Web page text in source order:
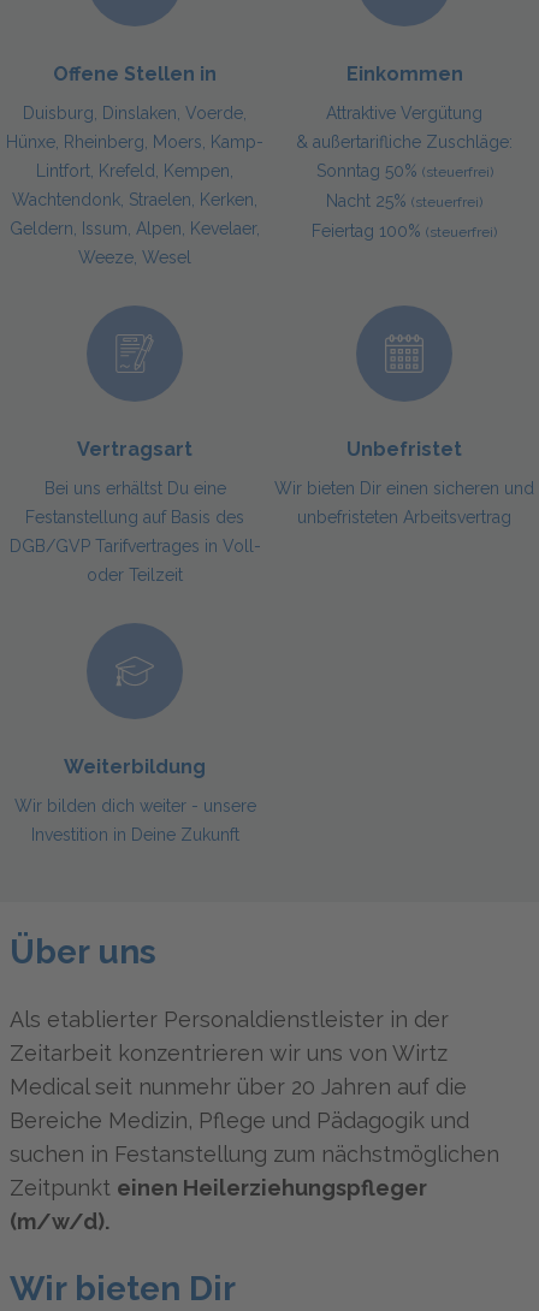
Offene Stellen in
Duisburg, Dinslaken, Voerde,
Hünxe, Rheinberg, Moers, Kamp-
Lintfort, Krefeld, Kempen,
Wachtendonk, Straelen, Kerken,
Geldern, Issum, Alpen, Kevelaer,
Weeze, Wesel
Einkommen
Attraktive Vergütung
& außertarifliche Zuschläge:
Sonntag 50% (steuerfrei)
Nacht 25% (steuerfrei)
Feiertag 100% (steuerfrei)
Vertragsart
Bei uns erhältst Du eine
Festanstellung auf Basis des
DGB/GVP Tarifvertrages in Voll-
oder Teilzeit
Unbefristet
Wir bieten Dir einen sicheren und
unbefristeten Arbeitsvertrag
Weiterbildung
Wir bilden dich weiter - unsere
Investition in Deine Zukunft
Über uns
Als etablierter Personaldienstleister in der
Zeitarbeit konzentrieren wir uns von Wirtz
Medical seit nunmehr über 20 Jahren auf die
Bereiche Medizin, Pflege und Pädagogik und
suchen in Festanstellung zum nächstmöglichen
Zeitpunkt einen Heilerziehungspfleger
(m/w/d).
Wir bieten Dir